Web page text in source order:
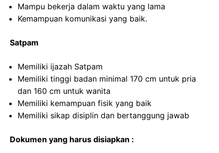
Mampu bekerja dalam waktu yang lama
Kemampuan komunikasi yang baik.
Satpam
Memiliki ijazah Satpam
Memiliki tinggi badan minimal 170 cm untuk pria
dan 160 cm untuk wanita
Memiliki kemampuan fisik yang baik
Memiliki sikap disiplin dan bertanggung jawab
Dokumen yang harus disiapkan :